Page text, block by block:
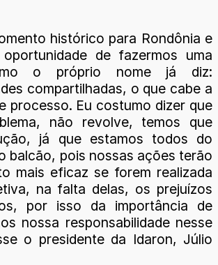
histórico para Rondônia e
de fazermos uma
o próprio nome já diz:
compartilhadas, o que cabe a
processo. Eu costumo dizer que
não revolve, temos que
já que estamos todos do
balcão, pois nossas ações terão
mais eficaz se forem realizada
na falta delas, os prejuízos
por isso da importância de
nossa responsabilidade nesse
o presidente da Idaron, Júlio